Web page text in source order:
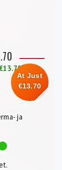
|
At Just
€13.70
ja